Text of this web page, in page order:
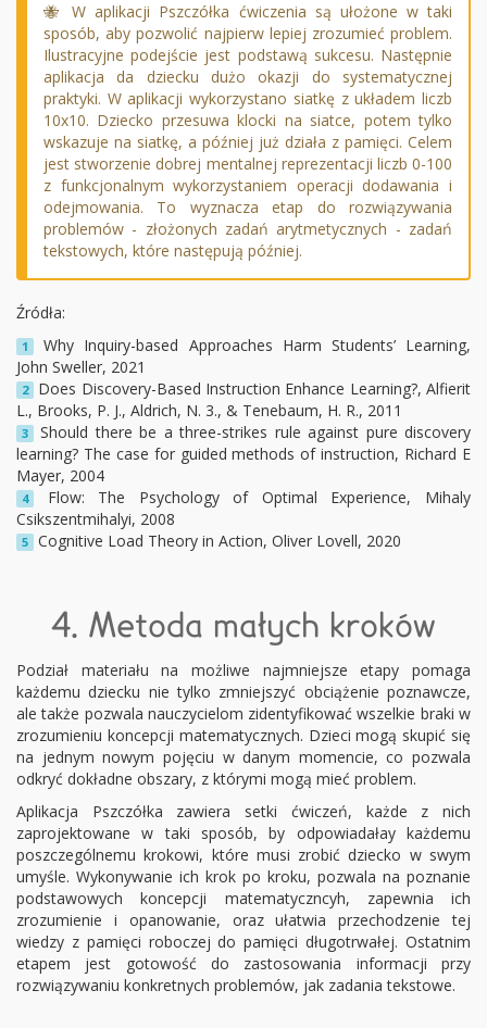
🐝 W aplikacji Pszczółka ćwiczenia są ułożone w taki
sposób, aby pozwolić najpierw lepiej zrozumieć problem.
Ilustracyjne podejście jest podstawą sukcesu. Następnie
aplikacja da dziecku dużo okazji do systematycznej
praktyki. W aplikacji wykorzystano siatkę z układem liczb
10x10. Dziecko przesuwa klocki na siatce, potem tylko
wskazuje na siatkę, a później już działa z pamięci. Celem
jest stworzenie dobrej mentalnej reprezentacji liczb 0-100
z funkcjonalnym wykorzystaniem operacji dodawania i
odejmowania. To wyznacza etap do rozwiązywania
problemów - złożonych zadań arytmetycznych - zadań
tekstowych, które następują później.
Źródła:
1
Why Inquiry-based Approaches Harm Students’ Learning,
John Sweller, 2021
2
Does Discovery-Based Instruction Enhance Learning?, Alfierit
L., Brooks, P. J., Aldrich, N. 3., & Tenebaum, H. R., 2011
3
Should there be a three-strikes rule against pure discovery
learning? The case for guided methods of instruction, Richard E
Mayer, 2004
4
Flow: The Psychology of Optimal Experience, Mihaly
Csikszentmihalyi, 2008
5 Cognitive Load Theory in Action, Oliver Lovell, 2020
4. Metoda małych kroków
Podział materiału na możliwe najmniejsze etapy pomaga
każdemu dziecku nie tylko zmniejszyć obciążenie poznawcze,
ale także pozwala nauczycielom zidentyfikować wszelkie braki w
zrozumieniu koncepcji matematycznych. Dzieci mogą skupić się
na jednym nowym pojęciu w danym momencie, co pozwala
odkryć dokładne obszary, z którymi mogą mieć problem.
Aplikacja Pszczółka zawiera setki ćwiczeń, każde z nich
zaprojektowane w taki sposób, by odpowiadałay każdemu
poszczególnemu krokowi, które musi zrobić dziecko w swym
umyśle. Wykonywanie ich krok po kroku, pozwala na poznanie
podstawowych koncepcji matematyczncyh, zapewnia ich
zrozumienie i opanowanie, oraz ułatwia przechodzenie tej
wiedzy z pamięci roboczej do pamięci długotrwałej. Ostatnim
etapem jest gotowość do zastosowania informacji przy
rozwiązywaniu konkretnych problemów, jak zadania tekstowe.